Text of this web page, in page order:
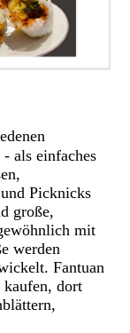
als einfaches
Picknicks
große,
mit
werden
Fantuan
kaufen, dort